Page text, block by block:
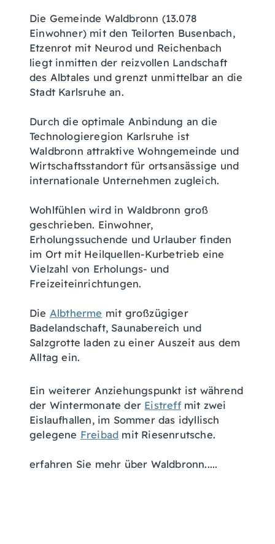
Die Gemeinde Waldbronn (13.078
Einwohner) mit den Teilorten Busenbach,
Etzenrot mit Neurod und Reichenbach
liegt inmitten der reizvollen Landschaft
des Albtales und grenzt unmittelbar an die
Stadt Karlsruhe an.
Durch die optimale Anbindung an die
Technologieregion Karlsruhe ist
Waldbronn attraktive Wohngemeinde und
Wirtschaftsstandort für ortsansässige und
internationale Unternehmen zugleich.
Wohlfühlen wird in Waldbronn groß
geschrieben. Einwohner,
Erholungssuchende und Urlauber finden
im Ort mit Heilquellen-Kurbetrieb eine
Vielzahl von Erholungs- und
Freizeiteinrichtungen.
Die Albtherme mit großzügiger
Badelandschaft, Saunabereich und
Salzgrotte laden zu einer Auszeit aus dem
Alltag ein.
Ein weiterer Anziehungspunkt ist während
der Wintermonate der Eistreffmit zwei
Eislaufhallen, im Sommer das idyllisch
gelegene Freibad mit Riesenrutsche.
erfahren Sie mehr über Waldbronn.....